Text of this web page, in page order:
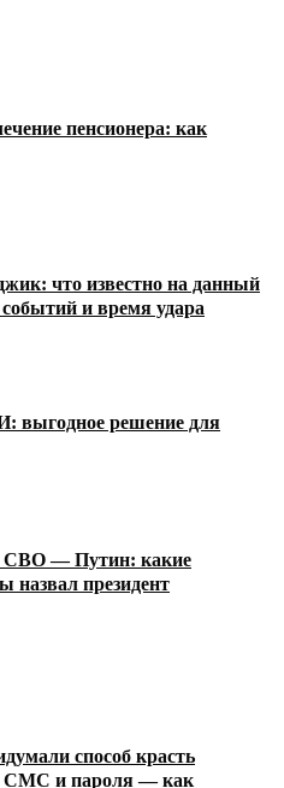
пенсионера: как
что известно на данный
и время удара
выгодное решение для
СВО — Путин: какие
назвал президент
способ красть
СМС и пароля — как